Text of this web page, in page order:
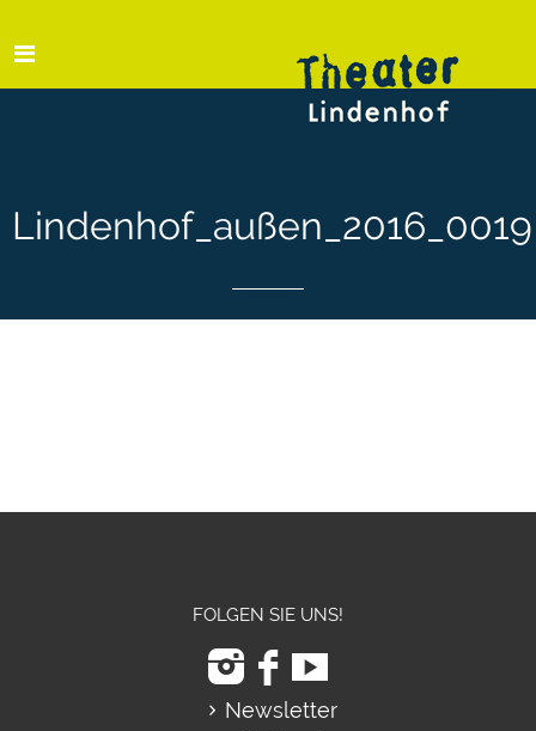
Lindenhof_außen_2016_0019
FOLGEN SIE UNS!
Newsletter